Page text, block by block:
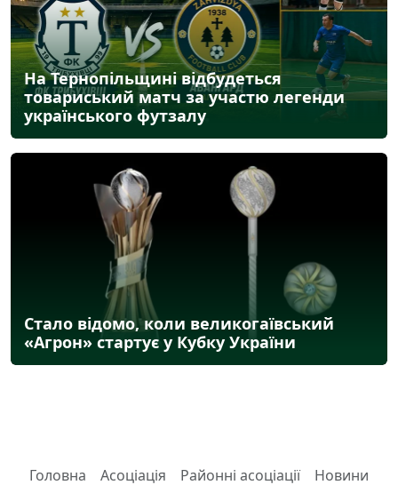
На Тернопільщині відбудеться
товариський матч за участю легенди
українського футзалу
Стало відомо, коли великогаївський
«Агрон» стартує у Кубку України
Головна Асоціація Районні асоціації Новини